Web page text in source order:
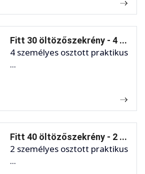
Fitt 30 öltözőszekrény - 4 ...
4 személyes osztott praktikus
...
Fitt 40 öltözőszekrény - 2 ...
2 személyes osztott praktikus
...